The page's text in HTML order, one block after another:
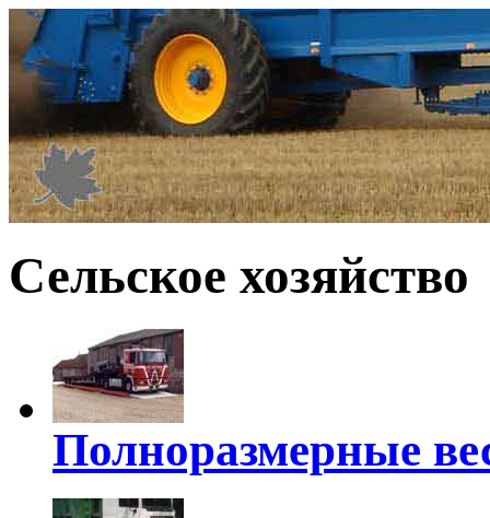
Сельское хозяйство
Полноразмерные